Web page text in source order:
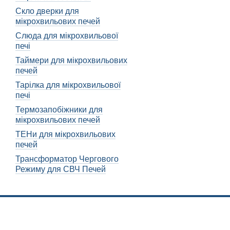
Заміна
Скло дверки для
мікрохвильових печей
Слюда для мікрохвильової
печі
Таймери для мікрохвильових
печей
Тарілка для мікрохвильової
печі
Термозапобіжники для
мікрохвильових печей
ТЕНи для мікрохвильових
печей
Трансформатор Чергового
Режиму для СВЧ Печей